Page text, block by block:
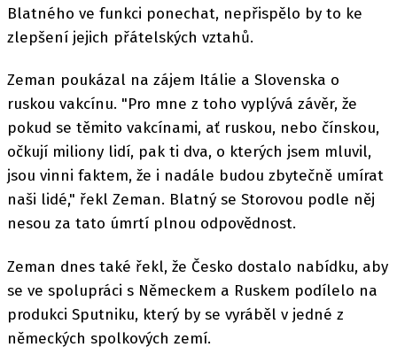
Blatného ve funkci ponechat, nepřispělo by to ke
zlepšení jejich přátelských vztahů.
Zeman poukázal na zájem Itálie a Slovenska o
ruskou vakcínu. "Pro mne z toho vyplývá závěr, že
pokud se těmito vakcínami, ať ruskou, nebo čínskou,
očkují miliony lidí, pak ti dva, o kterých jsem mluvil,
jsou vinni faktem, že i nadále budou zbytečně umírat
naši lidé," řekl Zeman. Blatný se Storovou podle něj
nesou za tato úmrtí plnou odpovědnost.
Zeman dnes také řekl, že Česko dostalo nabídku, aby
se ve spolupráci s Německem a Ruskem podílelo na
produkci Sputniku, který by se vyráběl v jedné z
německých spolkových zemí.